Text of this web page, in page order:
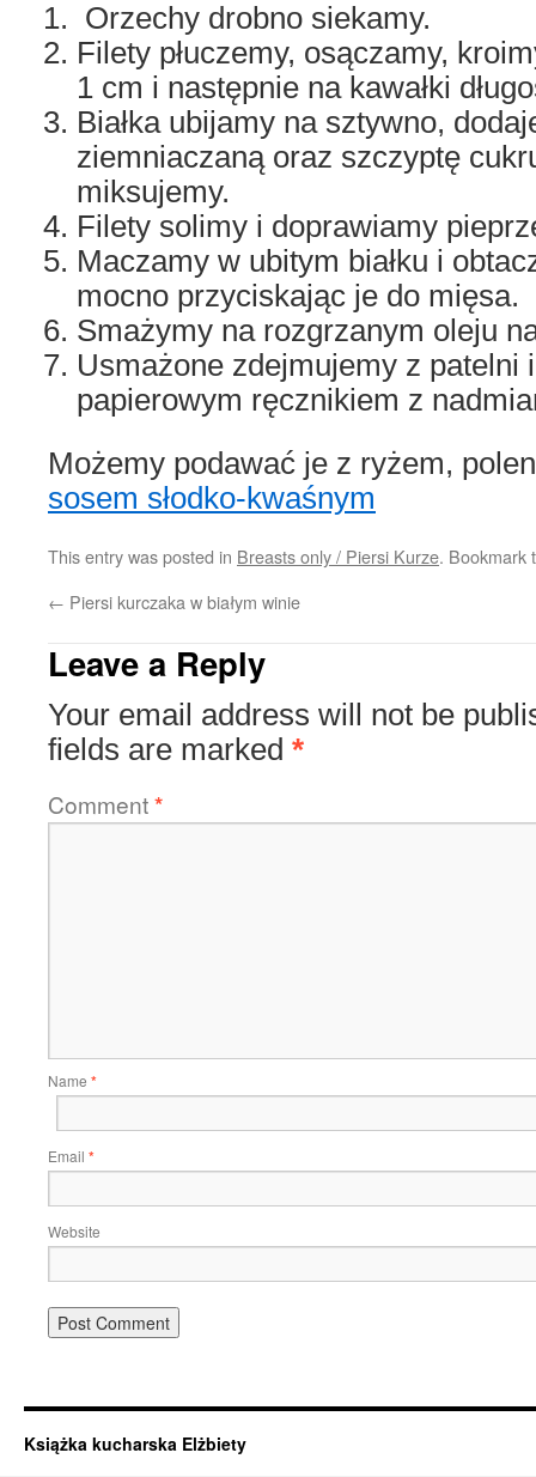
Orzechy drobno siekamy.
Filety płuczemy, osączamy,
1 cm i następnie na kawałki
Białka ubijamy na sztywno,
ziemniaczaną oraz szczyptę
miksujemy.
Filety solimy i doprawiamy
Maczamy w ubitym białku i
mocno przyciskając je do mięsa.
Smażymy na rozgrzanym oleju
Usmażone zdejmujemy z patelni
papierowym ręcznikiem z
Możemy podawać je z ryżem,
sosem słodko-kwaśnym
This entry was posted in Breasts only / Piersi Kurze. Bookmark
← Piersi kurczaka w białym winie
Leave a Reply
Your email address will not be
fields are marked *
Comment*
Name *
Email *
Website
Książka kucharska Elżbiety